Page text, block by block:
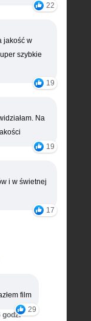
22
jakość w
szybkie
19
Na
19
i w świetnej
17
film
29
godz.